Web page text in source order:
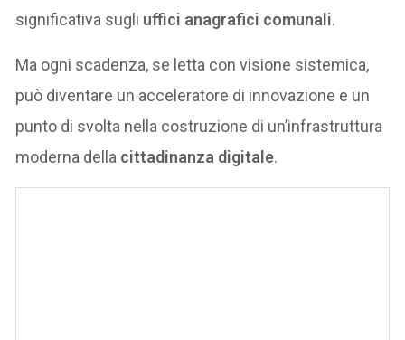
significativa sugli uffici anagrafici comunali.
Ma ogni scadenza, se letta con visione sistemica,
può diventare un acceleratore di innovazione e un
punto di svolta nella costruzione di un’infrastruttura
moderna della cittadinanza digitale.